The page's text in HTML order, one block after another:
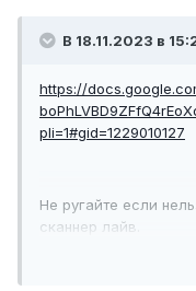
В 18.11.2023 в
https://
pli=1#gid=1229010127
Не ругайте если
сканнер лайв.